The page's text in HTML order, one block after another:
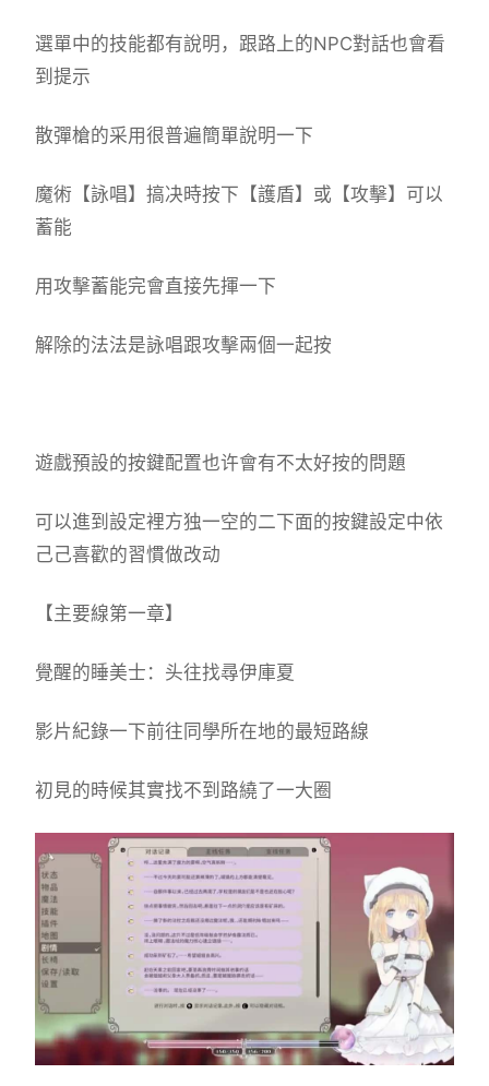
選單中的技能都有說明，跟路上的NPC對話也會看
到提示
散彈槍的采用很普遍簡單說明一下
魔術【詠唱】搞决時按下【護盾】或【攻擊】可以
蓄能
用攻擊蓄能完會直接先揮一下
解除的法法是詠唱跟攻擊兩個一起按
遊戲預設的按鍵配置也许會有不太好按的問題
可以進到設定裡方独一空的二下面的按鍵設定中依
己己喜歡的習慣做改动
【主要線第一章】
覺醒的睡美士：头往找尋伊庫夏
影片紀錄一下前往同學所在地的最短路線
初見的時候其實找不到路繞了一大圈